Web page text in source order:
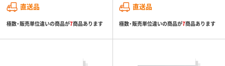
直送品
極数・販売単位違いの商品が7商品あります
直送品
極数・販売単位違いの商品が7商品あります